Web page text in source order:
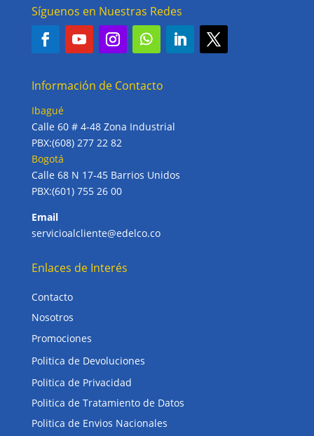
Síguenos en Nuestras Redes
Información de Contacto
Ibagué
Calle 60 # 4-48 Zona Industrial
PBX:(608) 277 22 82
Bogotá
Calle 68 N 17-45 Barrios Unidos
PBX:(601) 755 26 00
Email
servicioalcliente@edelco.co
Enlaces de Interés
Contacto
Nosotros
Promociones
Politica de Devoluciones
Politica de Privacidad
Politica de Tratamiento de Datos
Politica de Envios Nacionales